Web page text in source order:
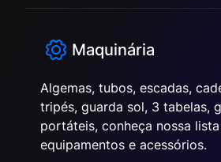
Maquinária
Algemas, tubos, escadas,
tripés, guarda sol, 3 tabelas,
portáteis, conheça nossa
equipamentos e acessórios.